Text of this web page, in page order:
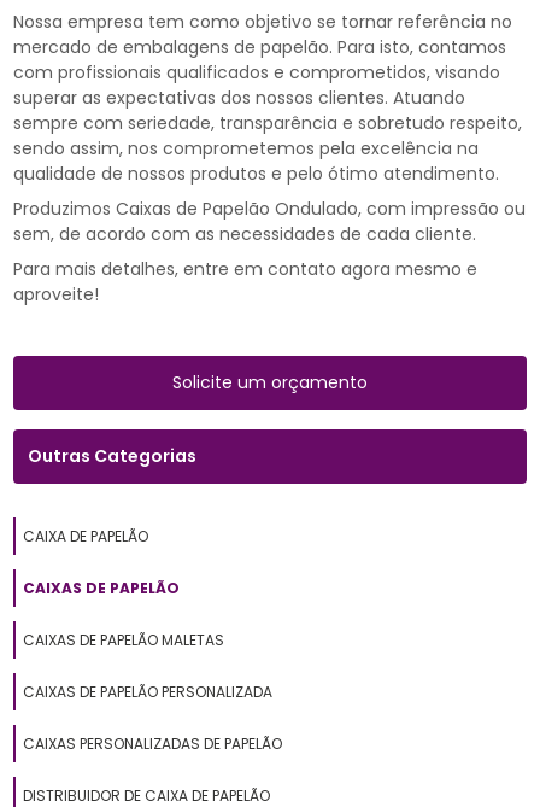
Nossa empresa tem como objetivo se tornar referência no
mercado de embalagens de papelão. Para isto, contamos
com profissionais qualificados e comprometidos, visando
superar as expectativas dos nossos clientes. Atuando
sempre com seriedade, transparência e sobretudo respeito,
sendo assim, nos comprometemos pela excelência na
qualidade de nossos produtos e pelo ótimo atendimento.
Produzimos Caixas de Papelão Ondulado, com impressão ou
sem, de acordo com as necessidades de cada cliente.
Para mais detalhes, entre em contato agora mesmo e
aproveite!
Solicite um orçamento
Outras Categorias
CAIXA DE PAPELÃO
CAIXAS DE PAPELÃO
CAIXAS DE PAPELÃO MALETAS
CAIXAS DE PAPELÃO PERSONALIZADA
CAIXAS PERSONALIZADAS DE PAPELÃO
DISTRIBUIDOR DE CAIXA DE PAPELÃO